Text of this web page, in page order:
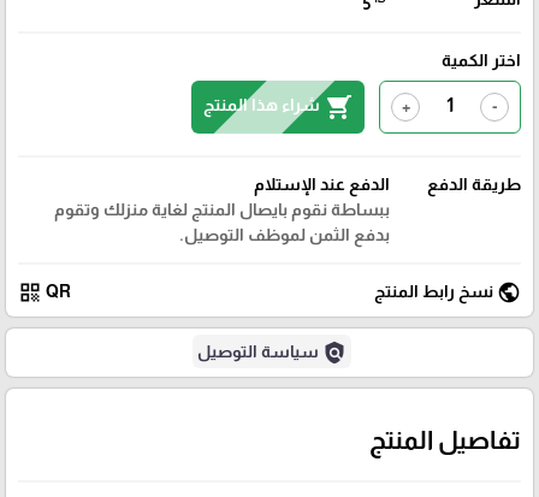
اختر الكمية
-
+
shopping_cart شراء هذا المنتج
طريقة الدفع
الدفع عند الإستلام
ببساطة نقوم بايصال المنتج لغاية منزلك وتقوم
بدفع الثمن لموظف التوصيل.
public نسخ رابط المنتج QR
qr_code
policy سياسة التوصيل
تفاصيل المنتج